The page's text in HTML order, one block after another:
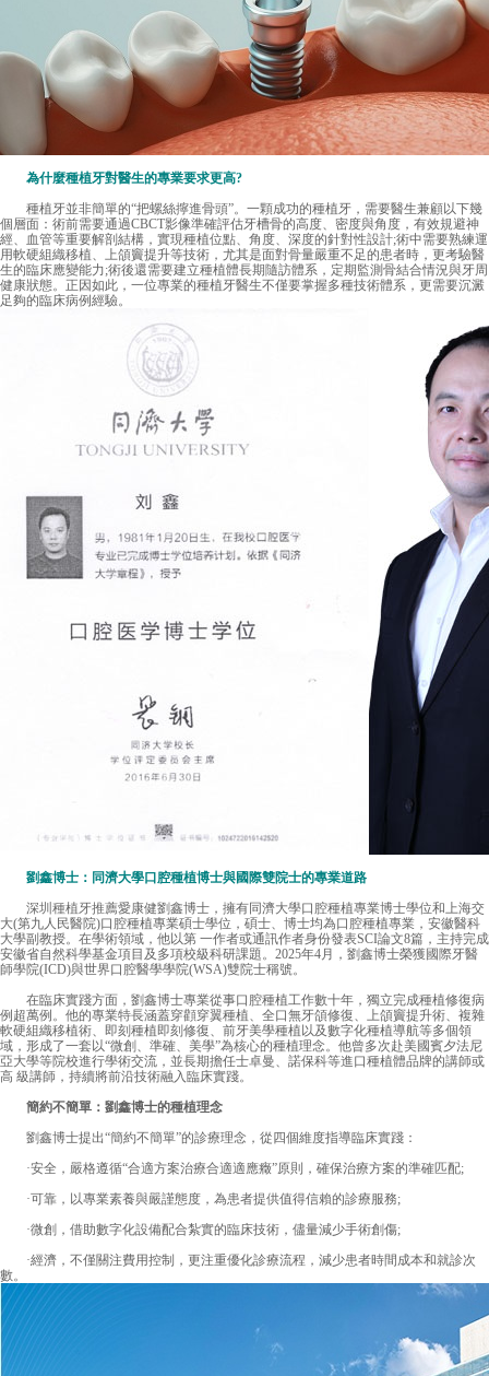
為什麼種植牙對醫生的專業要求更高?
種植牙並非簡單的“把螺絲擰進骨頭”。一顆成功的種植牙，需要醫生兼顧以下幾
個層面：術前需要通過CBCT影像準確評估牙槽骨的高度、密度與角度，有效規避神
經、血管等重要解剖結構，實現種植位點、角度、深度的針對性設計;術中需要熟練運
用軟硬組織移植、上頜竇提升等技術，尤其是面對骨量嚴重不足的患者時，更考驗醫
生的臨床應變能力;術後還需要建立種植體長期隨訪體系，定期監測骨結合情況與牙周
健康狀態。正因如此，一位專業的種植牙醫生不僅要掌握多種技術體系，更需要沉澱
足夠的臨床病例經驗。
劉鑫博士：同濟大學口腔種植博士與國際雙院士的專業道路
深圳種植牙推薦愛康健劉鑫博士，擁有同濟大學口腔種植專業博士學位和上海交
大(第九人民醫院)口腔種植專業碩士學位，碩士、博士均為口腔種植專業，安徽醫科
大學副教授。在學術領域，他以第 一作者或通訊作者身份發表SCI論文8篇，主持完成
安徽省自然科學基金項目及多項校級科研課題。2025年4月，劉鑫博士榮獲國際牙醫
師學院(ICD)與世界口腔醫學學院(WSA)雙院士稱號。
在臨床實踐方面，劉鑫博士專業從事口腔種植工作數十年，獨立完成種植修復病
例超萬例。他的專業特長涵蓋穿顴穿翼種植、全口無牙頜修復、上頜竇提升術、複雜
軟硬組織移植術、即刻種植即刻修復、前牙美學種植以及數字化種植導航等多個領
域，形成了一套以“微創、準確、美學”為核心的種植理念。他曾多次赴美國賓夕法尼
亞大學等院校進行學術交流，並長期擔任士卓曼、諾保科等進口種植體品牌的講師或
高 級講師，持續將前沿技術融入臨床實踐。
簡約不簡單：劉鑫博士的種植理念
劉鑫博士提出“簡約不簡單”的診療理念，從四個維度指導臨床實踐：
·安全，嚴格遵循“合適方案治療合適適應癥”原則，確保治療方案的準確匹配;
·可靠，以專業素養與嚴謹態度，為患者提供值得信賴的診療服務;
·微創，借助數字化設備配合紮實的臨床技術，儘量減少手術創傷;
·經濟，不僅關注費用控制，更注重優化診療流程，減少患者時間成本和就診次
數。